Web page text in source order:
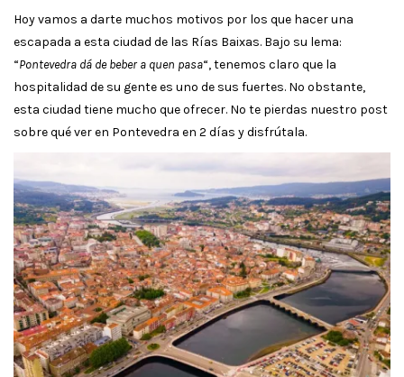
Hoy vamos a darte muchos motivos por los que hacer una
escapada a esta ciudad de las Rías Baixas. Bajo su lema:
“Pontevedra dá de beber a quen pasa“, tenemos claro que la
hospitalidad de su gente es uno de sus fuertes. No obstante,
esta ciudad tiene mucho que ofrecer. No te pierdas nuestro post
sobre qué ver en Pontevedra en 2 días y disfrútala.